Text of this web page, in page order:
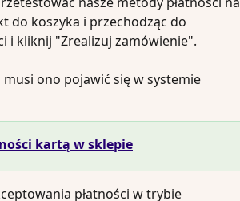
do koszyka i przechodząc do
i kliknij "Zrealizuj zamówienie".
ono pojawić się w systemie
kartą w sklepie